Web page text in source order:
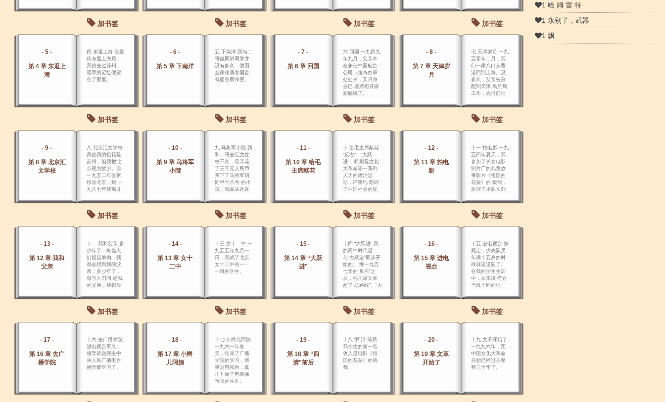
的许多青年人就
不知道她了。
加书签 加书签 加书签 加书签
- 5 -
第 4 章 东返上
海
四 东返上海 自重
庆东返上海后，
我曾去过苏州，
最早的记忆便留
在了那里。
加书签
- 6 -
第 5 章 下南洋
五 下南洋 我与二
哥做同班同学并
没有多久，便因
全家移居泰国首
都曼谷而作罢。
加书签
- 7 -
第 6 章 回国
六 回国 一九四九
年九月，父亲奉
命兼任中国航空
公司卡拉奇办事
处处长，又只身
去巴 基斯坦开辟
新航线了。
加书签
- 8 -
第 7 章 天津岁
月
七 天津岁月 一九
五零年二月，我
们一家八口从香
港回到上海。没
多久，父亲被分
配到天津 民航局
工作，先行前往
加书签
- 9 -
第 8 章 北京汇
文学校
八 北京汇文学校
虽然我的祖籍是
苏州，但我把北
京视为故乡。自
一九五二年全家
移居北京，到 一
九八七年我离开
五年的生活，甜
酸苦辣，大起大
落，留下了我从
加书签
- 10 -
第 9 章 马将军
小院
九 马将军小院 我
和二哥去汇文住
校不久，母亲花
了三千元人民币
买下了马将军胡
同甲十八号 的小
院，我家从此在
一住三、四十
年。
加书签
- 11 -
第 10 章 给毛
主席献花
十 给毛主席献花
“反右”、“大跃
进”，特别是文化
大革命等一系列
人为的政治运
动，严重地 阻碍
了中国社会的现
加书签
- 12 -
第 11 章 拍电
影
十一 拍电影 一九
五四年夏天，我
参加了长春电影
制片厂的儿童故
事影片《祖国的
花朵》的 摄制，
扮演了小队长刘
加书签
- 13 -
第 12 章 我和
父亲
十二 我和父亲 多
少年了，每当人
们提起羊肉，我
都会想到我的父
亲；多少年了，
每当人们问 起我
的父亲，我都会
加书签
- 14 -
第 13 章 女十
二中
十三 女十二中 一
九五五年九月一
日，我成了北京
女十二中初一・
一班的学生。
加书签
- 15 -
第 14 章 “大跃
进”
十四 “大跃进” 我
的高中时代是
与“大跃进”同步开
始的。 继一九五
七年的“反右”之
后，毛主席又举
起了“总路线”、“大
社”三面红旗。
加书签
- 16 -
第 15 章 进电
视台
十五 进电视台 按
规定，少先队员
年满十五岁的时
候就该退队了。
在我的学生生涯
中，从来没 有过
当班干部的记
一，班上十来个
即将退队的同学
推选我当了几个
加书签
- 17 -
第 16 章 去广
播学院
十六 去广播学院
进电视台不久，
领导就送我去中
央人民广播电台
播音部学习了。
- 18 -
第 17 章 小辫
儿阿姨
十七 小辫儿阿姨
一九六一年春
天，结束了广播
学院的学习，我
重返电视台，真
正开始了电视播
音员的生涯。
- 19 -
第 18 章 “四
清”前后
十八 “四清”前后
我今生的第一笔
收入是电影《祖
国的花朵》的稿
费。
- 20 -
第 19 章 文革
开始了
十九 文革开始了
一九九六年，距
中国文化大革命
开始已经过去整
整三十年了。
1 哈 姆 雷 特
1 永别了，武器
1 飘